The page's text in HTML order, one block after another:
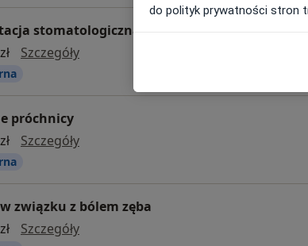
stomatologiczna
SzczegółyKonsultacja stomatologiczna
próchnicy
Szczegółyleczenie próchnicy
związku z bólem zęba
Szczegóływizyta w związku z bólem zęba
do polityk prywatności stron